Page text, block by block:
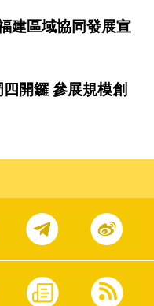
建區域協同發展宣
開鑼 參展規模創